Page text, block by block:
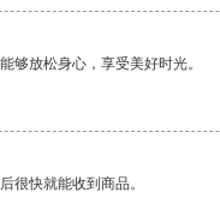
够放松身心，享受美好时光。
很快就能收到商品。